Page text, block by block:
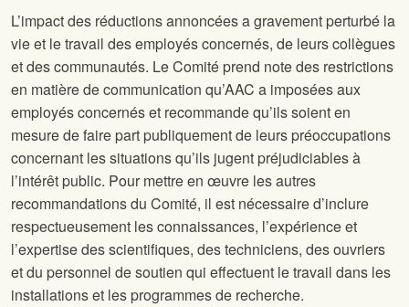
L’impact des réductions annoncées a gravement perturbé la
vie et le travail des employés concernés, de leurs collègues
et des communautés. Le Comité prend note des restrictions
en matière de communication qu’AAC a imposées aux
employés concernés et recommande qu’ils soient en
mesure de faire part publiquement de leurs préoccupations
concernant les situations qu’ils jugent préjudiciables à
l’intérêt public. Pour mettre en œuvre les autres
recommandations du Comité, il est nécessaire d’inclure
respectueusement les connaissances, l’expérience et
l’expertise des scientifiques, des techniciens, des ouvriers
et du personnel de soutien qui effectuent le travail dans les
installations et les programmes de recherche.